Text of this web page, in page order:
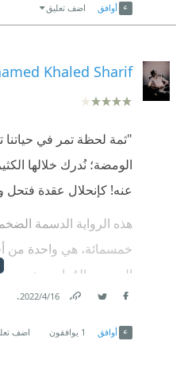
أوافق اضف تعليق
Khaled Sharif
"ثمة لحظة تمر في
الومضة؛ نُدرك خلالها
عنه! كإنحلال عقدة فتحل
هذه الرواية الدسمة
خمسمائة، هي واحدة من
المصري المُعاصر، نجحت
رسم دراما مجتمعية
وجودها في الخلفية في
16‏/4‏/2022
.
أوافق 1 يوافقون اضف